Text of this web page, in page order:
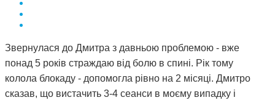
Звернулася до Дмитра з давньою проблемою - вже
понад 5 років страждаю від болю в спині. Рік тому
колола блокаду - допомогла рівно на 2 місяці. Дмитро
сказав, що вистачить 3-4 сеанси в моєму випадку і